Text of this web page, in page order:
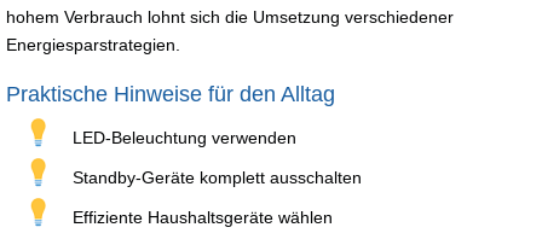
hohem Verbrauch lohnt sich die Umsetzung verschiedener
Energiesparstrategien.
Praktische Hinweise für den Alltag
LED-Beleuchtung verwenden
Standby-Geräte komplett ausschalten
Effiziente Haushaltsgeräte wählen